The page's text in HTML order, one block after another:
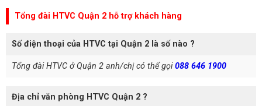
Tổng đài HTVC Quận 2 hỗ trợ khách hàng
Số điện thoại của HTVC tại Quận 2 là số nào ?
Tổng đài HTVC ở Quận 2 anh/chị có thể gọi088 646 1900
Địa chỉ văn phòng HTVC Quận 2 ?